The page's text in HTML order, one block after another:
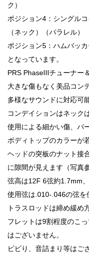
ク）
ポジション4：シングル
（ネック）（パラレル）
ポジション5：ハムバッカ
となっています。
PRS PhaseIIIチューナー
大きな傷もなく美品コン
多様なサウンドに対応可
コンデイションはネック
使用による細かい傷、パ
ボディトップのカラーが
ヘッドの突板のナット接
に隙間が見えます（写真
弦高は12F 6弦約1.7mm
使用弦は.010-.046の弦を
トラスロッドは締め緩め
フレットは9割程度のこ
はございません。
ビビり、音詰まり等はご